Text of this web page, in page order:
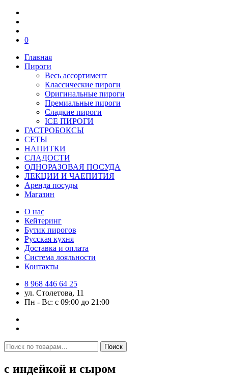
0
Главная
Пироги
Весь ассортимент
Классические пироги
Оригинальные пироги
Премиальные пироги
Сладкие пироги
ICE ПИРОГИ
ГАСТРОБОКСЫ
СЕТЫ
НАПИТКИ
СЛАДОСТИ
ОДНОРАЗОВАЯ ПОСУДА
ЛЕКЦИИ И ЧАЕПИТИЯ
Аренда посуды
Магазин
О нас
Кейтеринг
Бутик пирогов
Русская кухня
Доставка и оплата
Система лояльности
Контакты
8 968 446 64 25
ул. Столетова, 11
Пн - Вс: с 09:00 до 21:00
Искать: Поиск
с индейкой и сыром